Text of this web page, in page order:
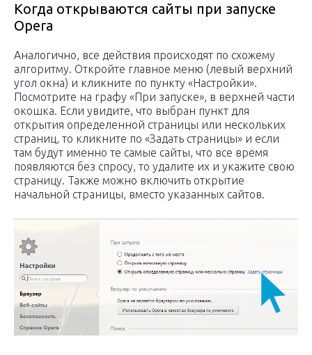
Когда открываются сайты при запуске
Opera
Аналогично, все действия происходят по схожему
алгоритму. Откройте главное меню (левый верхний
угол окна) и кликните по пункту «Настройки».
Посмотрите на графу «При запуске», в верхней части
окошка. Если увидите, что выбран пункт для
открытия определенной страницы или нескольких
страниц, то кликните по «Задать страницы» и если
там будут именно те самые сайты, что все время
появляются без спросу, то удалите их и укажите свою
страницу. Также можно включить открытие
начальной страницы, вместо указанных сайтов.